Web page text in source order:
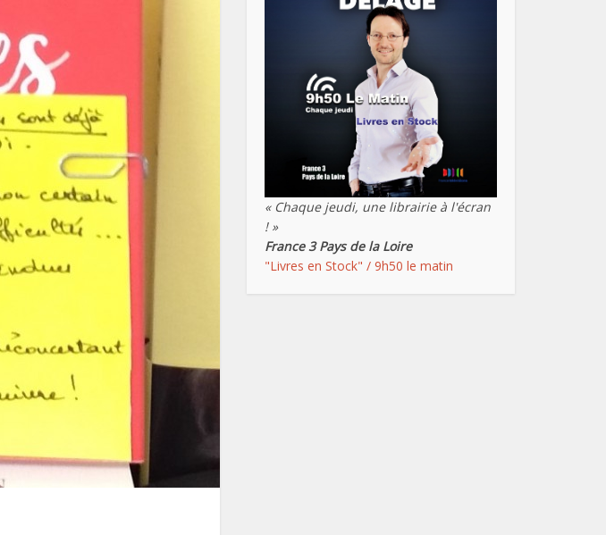
« Chaque jeudi, une librairie à l'écran
! »
France 3 Pays de la Loire
"Livres en Stock" / 9h50 le matin